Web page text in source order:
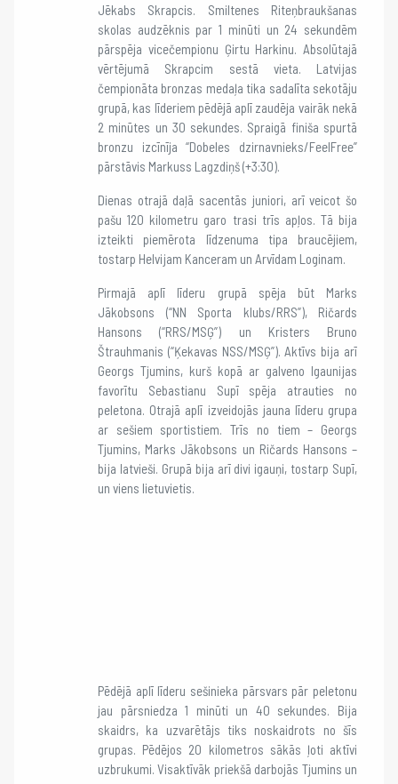
Jēkabs Skrapcis. Smiltenes Riteņbraukšanas
skolas audzēknis par 1 minūti un 24 sekundēm
pārspēja vicečempionu Ģirtu Harkinu. Absolūtajā
vērtējumā Skrapcim sestā vieta. Latvijas
čempionāta bronzas medaļa tika sadalīta sekotāju
grupā, kas līderiem pēdējā aplī zaudēja vairāk nekā
2 minūtes un 30 sekundes. Spraigā finiša spurtā
bronzu izcīnīja “Dobeles dzirnavnieks/FeelFree”
pārstāvis Markuss Lagzdiņš (+3:30).
Dienas otrajā daļā sacentās juniori, arī veicot šo
pašu 120 kilometru garo trasi trīs apļos. Tā bija
izteikti piemērota līdzenuma tipa braucējiem,
tostarp Helvijam Kanceram un Arvīdam Loginam.
Pirmajā aplī līderu grupā spēja būt Marks
Jākobsons (“NN Sporta klubs/RRS”), Ričards
Hansons (“RRS/MSĢ”) un Kristers Bruno
Štrauhmanis (“Ķekavas NSS/MSĢ”). Aktīvs bija arī
Georgs Tjumins, kurš kopā ar galveno Igaunijas
favorītu Sebastianu Supī spēja atrauties no
peletona. Otrajā aplī izveidojās jauna līderu grupa
ar sešiem sportistiem. Trīs no tiem – Georgs
Tjumins, Marks Jākobsons un Ričards Hansons –
bija latvieši. Grupā bija arī divi igauņi, tostarp Supī,
un viens lietuvietis.
Pēdējā aplī līderu sešinieka pārsvars pār peletonu
jau pārsniedza 1 minūti un 40 sekundes. Bija
skaidrs, ka uzvarētājs tiks noskaidrots no šīs
grupas. Pēdējos 20 kilometros sākās ļoti aktīvi
uzbrukumi. Visaktīvāk priekšā darbojās Tjumins un